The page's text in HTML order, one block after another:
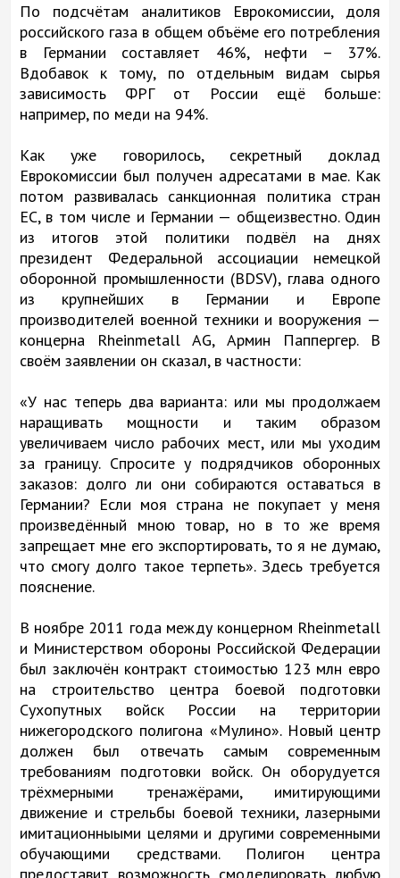
По подсчётам аналитиков Еврокомиссии, доля
российского газа в общем объёме его потребления
в Германии составляет 46%, нефти – 37%.
Вдобавок к тому, по отдельным видам сырья
зависимость ФРГ от России ещё больше:
например, по меди на 94%.
Как уже говорилось, секретный доклад
Еврокомиссии был получен адресатами в мае. Как
потом развивалась санкционная политика стран
ЕС, в том числе и Германии — общеизвестно. Один
из итогов этой политики подвёл на днях
президент Федеральной ассоциации немецкой
оборонной промышленности (BDSV), глава одного
из крупнейших в Германии и Европе
производителей военной техники и вооружения —
концерна Rheinmetall AG, Армин Паппергер. В
своём заявлении он сказал, в частности:
«У нас теперь два варианта: или мы продолжаем
наращивать мощности и таким образом
увеличиваем число рабочих мест, или мы уходим
за границу. Спросите у подрядчиков оборонных
заказов: долго ли они собираются оставаться в
Германии? Если моя страна не покупает у меня
произведённый мною товар, но в то же время
запрещает мне его экспортировать, то я не думаю,
что смогу долго такое терпеть». Здесь требуется
пояснение.
В ноябре 2011 года между концерном Rheinmetall
и Министерством обороны Российской Федерации
был заключён контракт стоимостью 123 млн евро
на строительство центра боевой подготовки
Сухопутных войск России на территории
нижегородского полигона «Мулино». Новый центр
должен был отвечать самым современным
требованиям подготовки войск. Он оборудуется
трёхмерными тренажёрами, имитирующими
движение и стрельбы боевой техники, лазерными
имитационныыми целями и другими современными
обучающими средствами. Полигон центра